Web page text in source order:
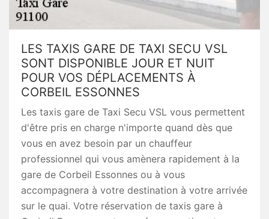
LES TAXIS GARE DE TAXI SECU VSL
SONT DISPONIBLE JOUR ET NUIT
POUR VOS DÉPLACEMENTS À
CORBEIL ESSONNES
Les taxis gare de Taxi Secu VSL vous permettent
d'être pris en charge n'importe quand dès que
vous en avez besoin par un chauffeur
professionnel qui vous amènera rapidement à la
gare de Corbeil Essonnes ou à vous
accompagnera à votre destination à votre arrivée
sur le quai. Votre réservation de taxis gare à